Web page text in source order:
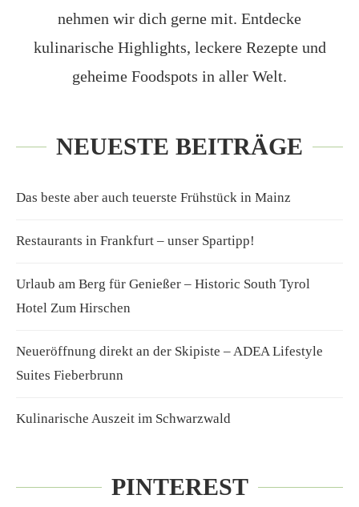
nehmen wir dich gerne mit. Entdecke
kulinarische Highlights, leckere Rezepte und
geheime Foodspots in aller Welt.
NEUESTE BEITRÄGE
Das beste aber auch teuerste Frühstück in Mainz
Restaurants in Frankfurt – unser Spartipp!
Urlaub am Berg für Genießer – Historic South Tyrol
Hotel Zum Hirschen
Neueröffnung direkt an der Skipiste – ADEA Lifestyle
Suites Fieberbrunn
Kulinarische Auszeit im Schwarzwald
PINTEREST